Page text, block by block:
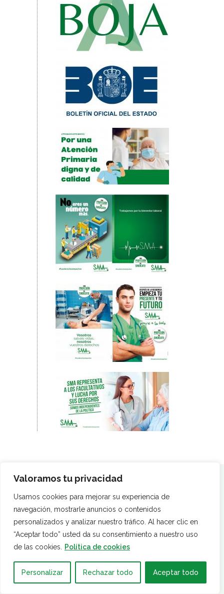
Valoramos tu privacidad
Usamos cookies para mejorar su experiencia de
navegación, mostrarle anuncios o contenidos
personalizados y analizar nuestro tráfico. Al hacer clic en
“Aceptar todo” usted da su consentimiento a nuestro uso
de las cookies.
Política de cookies
Personalizar Rechazar todo Aceptar todo
Dónde estamos
Calle Fernández de Ribera, 32
41005 Sevilla